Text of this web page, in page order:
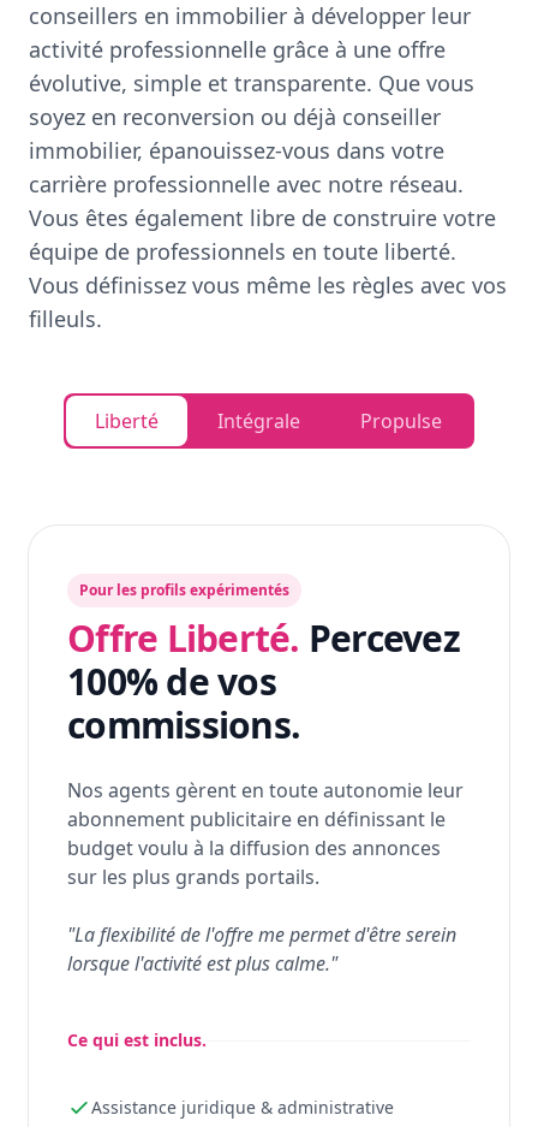
conseillers en immobilier à développer leur
activité professionnelle grâce à une offre
évolutive, simple et transparente. Que vous
soyez en reconversion ou déjà conseiller
immobilier, épanouissez-vous dans votre
carrière professionnelle avec notre réseau.
Vous êtes également libre de construire votre
équipe de professionnels en toute liberté.
Vous définissez vous même les règles avec vos
filleuls.
Liberté Intégrale Propulse
Pour les profils expérimentés
Offre Liberté. Percevez
100% de vos
commissions.
Nos agents gèrent en toute autonomie leur
abonnement publicitaire en définissant le
budget voulu à la diffusion des annonces
sur les plus grands portails.
"La flexibilité de l'offre me permet d'être serein
lorsque l'activité est plus calme."
Ce qui est inclus.
Assistance juridique & administrative